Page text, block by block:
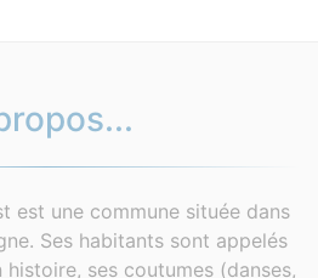
est une commune située dans
Ses habitants sont appelés
histoire, ses coutumes (danses,